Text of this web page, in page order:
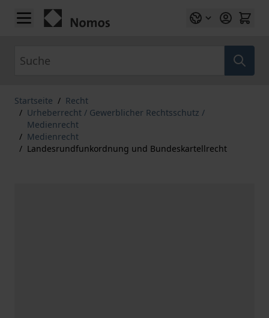
Zum Inhalt springen
Startseite / Recht
/ Urheberrecht / Gewerblicher Rechtsschutz /
Medienrecht
/ Medienrecht
/ Landesrundfunkordnung und Bundeskartellrecht